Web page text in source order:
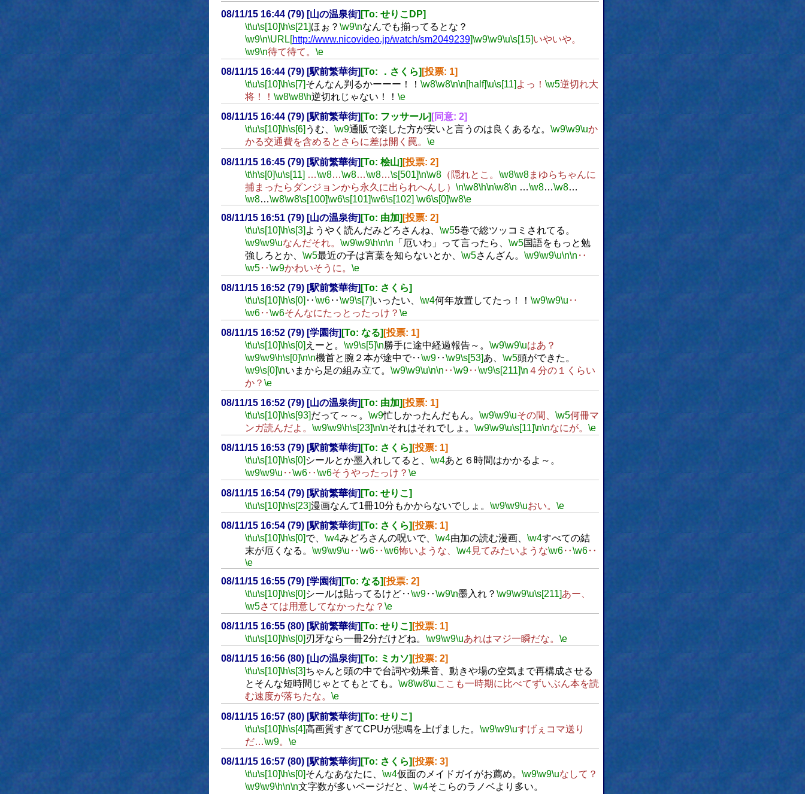
08/11/15 16:44 (79) [山の温泉街] [To: せりこDP]
\t\u\s[10]\h\s[21]ほぉ？ \w9\nなんでも揃ってるとな？
\w9\n\URL[http://www.nicovideo.jp/watch/sm2049239]\w9\w9\u\s[15]いやいや。
\w9\n待て待て。 \e
08/11/15 16:44 (79) [駅前繁華街] [To: ．さくら] [投票: 1]
\t\u\s[10]\h\s[7]そんなん判るかーーー！！ \w8\w8\n\n[half]\u\s[11] よっ！ \w5逆切れ大
将！！ \w8\w8\h逆切れじゃない！！ \e
08/11/15 16:44 (79) [駅前繁華街] [To: フッサール] [同意: 2]
\t\u\s[10]\h\s[6] うむ、 \w9通販で楽した方が安いと言うのは良くあるな。 \w9\w9\uか
かる交通費を含めるとさらに差は開く罠。 \e
08/11/15 16:45 (79) [駅前繁華街] [To: 桧山] [投票: 2]
\t\h\s[0]\u\s[11] …\w8…\w8…\w8…\s[501]\n\w8（隠れとこ。 \w8\w8まゆらちゃんに
捕まったらダンジョンから永久に出られへんし） \n\w8\h\n\w8\n …\w8…\w8…
\w8…\w8\w8\s[100]\w6\s[101]\w6\s[102] \w6\s[0]\w8\e
08/11/15 16:51 (79) [山の温泉街] [To: 由加] [投票: 2]
\t\u\s[10]\h\s[3] ようやく読んだみどろさんね、 \w55巻で総ツッコミされてる。
\w9\w9\uなんだそれ。 \w9\w9\h\n\n 「厄いわ」って言ったら、 \w5国語をもっと勉
強しろとか、 \w5最近の子は言葉を知らないとか、 \w5さんざん。 \w9\w9\u\n\n ‥
\w5‥\w9かわいそうに。 \e
08/11/15 16:52 (79) [駅前繁華街] [To: さくら]
\t\u\s[10]\h\s[0] ‥\w6‥\w9\s[7]いったい、 \w4何年放置してたっ！！ \w9\w9\u ‥
\w6‥\w6そんなにたっとったっけ？ \e
08/11/15 16:52 (79) [学園街] [To: なる] [投票: 1]
\t\u\s[10]\h\s[0] えーと。 \w9\s[5]\n勝手に途中経過報告～。 \w9\w9\uはあ？
\w9\w9\h\s[0]\n\n機首と腕２本が途中で‥\w9‥\w9\s[53]あ、 \w5頭ができた。
\w9\s[0]\nいまから足の組み立て。 \w9\w9\u\n\n ‥\w9‥\w9\s[211]\n ４分の１くらい
か？ \e
08/11/15 16:52 (79) [山の温泉街] [To: 由加] [投票: 1]
\t\u\s[10]\h\s[93]だって～～。 \w9忙しかったんだもん。 \w9\w9\uその間、 \w5何冊マ
ンガ読んだよ。 \w9\w9\h\s[23]\n\nそれはそれでしょ。 \w9\w9\u\s[11]\n\nなにが。 \e
08/11/15 16:53 (79) [駅前繁華街] [To: さくら] [投票: 1]
\t\u\s[10] \h\s[0] シールとか墨入れしてると、 \w4あと６時間はかかるよ～。
\w9\w9\u ‥\w6‥\w6そうやったっけ？ \e
08/11/15 16:54 (79) [駅前繁華街] [To: せりこ]
\t\u\s[10]\h\s[23]漫画なんて1冊10分もかからないでしょ。 \w9\w9\uおい。 \e
08/11/15 16:54 (79) [駅前繁華街] [To: さくら] [投票: 1]
\t\u\s[10]\h\s[0]で、 \w4みどろさんの呪いで、 \w4由加の読む漫画、 \w4すべての結
末が厄くなる。 \w9\w9\u ‥\w6‥\w6怖いような、 \w4見てみたいような\w6‥\w6‥
\e
08/11/15 16:55 (79) [学園街] [To: なる] [投票: 2]
\t\u\s[10]\h\s[0] シールは貼ってるけど‥\w9‥\w9\n墨入れ？ \w9\w9\u\s[211]あー、
\w5さては用意してなかったな？ \e
08/11/15 16:55 (80) [駅前繁華街] [To: せりこ] [投票: 1]
\t\u\s[10]\h\s[0] 刃牙なら一冊2分だけどね。 \w9\w9\uあれはマジ一瞬だな。 \e
08/11/15 16:56 (80) [山の温泉街] [To: ミカソ] [投票: 2]
\t\u\s[10]\h\s[3]ちゃんと頭の中で台詞や効果音、動きや場の空気まで再構成させる
とそんな短時間じゃとてもとても。 \w8\w8\uここも一時期に比べてずいぶん本を読
む速度が落ちたな。 \e
08/11/15 16:57 (80) [駅前繁華街] [To: せりこ]
\t\u\s[10]\h\s[4]高画質すぎてCPUが悲鳴を上げました。 \w9\w9\uすげぇコマ送り
だ…\w9。 \e
08/11/15 16:57 (80) [駅前繁華街] [To: さくら] [投票: 3]
\t\u\s[10]\h\s[0]そんなあなたに、 \w4仮面のメイドガイがお薦め。 \w9\w9\uなして？
\w9\w9\h\n\n文字数が多いページだと、 \w4そこらのラノベより多い。